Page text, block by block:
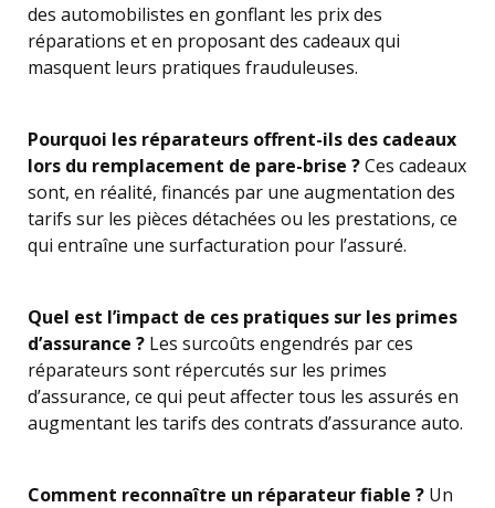
des automobilistes en gonflant les prix des
réparations et en proposant des cadeaux qui
masquent leurs pratiques frauduleuses.
Pourquoi les réparateurs offrent-ils des cadeaux
lors du remplacement de pare-brise ?Ces cadeaux
sont, en réalité, financés par une augmentation des
tarifs sur les pièces détachées ou les prestations, ce
qui entraîne une surfacturation pour l’assuré.
Quel est l’impact de ces pratiques sur les primes
d’assurance ? Les surcoûts engendrés par ces
réparateurs sont répercutés sur les primes
d’assurance, ce qui peut affecter tous les assurés en
augmentant les tarifs des contrats d’assurance auto.
Comment reconnaître un réparateur fiable ? Un